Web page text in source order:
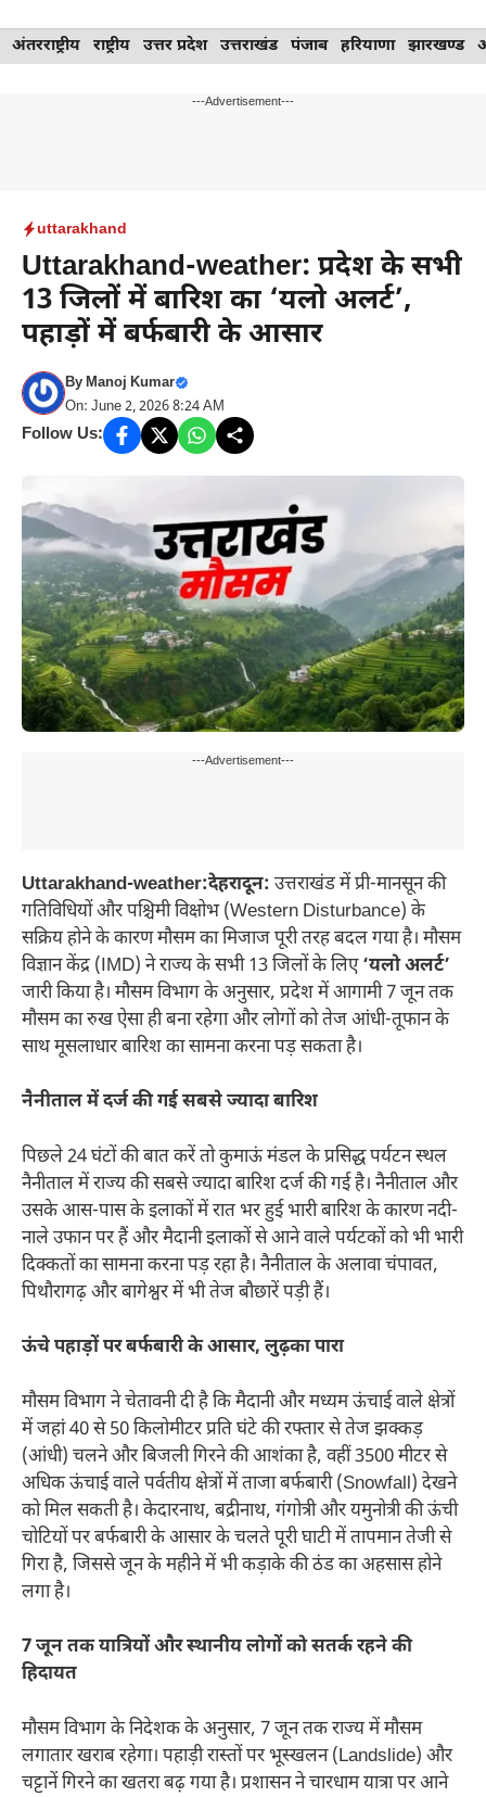
Skip
to
अंतरराष्ट्रीय राष्ट्रीय उत्तर प्रदेश उत्तराखंड पंजाब हरियाणा झारखण्ड
---Advertisement---
uttarakhand
Uttarakhand-weather: प्रदेश के सभी
13 जिलों में बारिश का ‘यलो अलर्ट’,
पहाड़ों में बर्फबारी के आसार
ByManoj Kumar
On: June 2, 2026 8:24 AM
Follow Us:
---Advertisement---
Uttarakhand-weather:देहरादून: उत्तराखंड में प्री-मानसून की
गतिविधियों और पश्चिमी विक्षोभ (Western Disturbance) के
सक्रिय होने के कारण मौसम का मिजाज पूरी तरह बदल गया है। मौसम
विज्ञान केंद्र (IMD) ने राज्य के सभी 13 जिलों के लिए‘यलो अलर्ट’
जारी किया है। मौसम विभाग के अनुसार, प्रदेश में आगामी 7 जून तक
मौसम का रुख ऐसा ही बना रहेगा और लोगों को तेज आंधी-तूफान के
साथ मूसलाधार बारिश का सामना करना पड़ सकता है।
नैनीताल में दर्ज की गई सबसे ज्यादा बारिश
पिछले 24 घंटों की बात करें तो कुमाऊं मंडल के प्रसिद्ध पर्यटन स्थल
नैनीताल में राज्य की सबसे ज्यादा बारिश दर्ज की गई है। नैनीताल और
उसके आस-पास के इलाकों में रात भर हुई भारी बारिश के कारण नदी-
नाले उफान पर हैं और मैदानी इलाकों से आने वाले पर्यटकों को भी भारी
दिक्कतों का सामना करना पड़ रहा है। नैनीताल के अलावा चंपावत,
पिथौरागढ़ और बागेश्वर में भी तेज बौछारें पड़ी हैं।
ऊंचे पहाड़ों पर बर्फबारी के आसार, लुढ़का पारा
मौसम विभाग ने चेतावनी दी है कि मैदानी और मध्यम ऊंचाई वाले क्षेत्रों
में जहां 40 से 50 किलोमीटर प्रति घंटे की रफ्तार से तेज झक्कड़
(आंधी) चलने और बिजली गिरने की आशंका है, वहीं 3500 मीटर से
अधिक ऊंचाई वाले पर्वतीय क्षेत्रों में ताजा बर्फबारी (Snowfall) देखने
को मिल सकती है। केदारनाथ, बद्रीनाथ, गंगोत्री और यमुनोत्री की ऊंची
चोटियों पर बर्फबारी के आसार के चलते पूरी घाटी में तापमान तेजी से
गिरा है, जिससे जून के महीने में भी कड़ाके की ठंड का अहसास होने
लगा है।
7 जून तक यात्रियों और स्थानीय लोगों को सतर्क रहने की
हिदायत
मौसम विभाग के निदेशक के अनुसार, 7 जून तक राज्य में मौसम
लगातार खराब रहेगा। पहाड़ी रास्तों पर भूस्खलन (Landslide) और
चट्टानें गिरने का खतरा बढ़ गया है। प्रशासन ने चारधाम यात्रा पर आने